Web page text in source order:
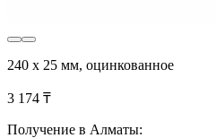
240 х 25 мм, оцинкованное
3 174 ₸
Получение в Алматы: